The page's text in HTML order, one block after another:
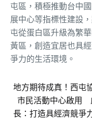
屯區，積極推動台中
展中心等指標性建設
屯從蛋白區升級為繁
黃區，創造宜居也具
爭力的生活環境。
地方期待成真！西屯
市民活動中心啟用
長：打造具經濟競爭